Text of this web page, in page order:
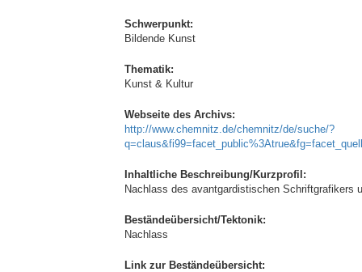
Schwerpunkt:
Bildende Kunst
Thematik:
Kunst & Kultur
Webseite des Archivs:
http://www.chemnitz.de/chemnitz/de/suche/?
Inhaltliche Beschreibung/Kurzprofil:
Nachlass des avantgardistischen Schriftgrafikers
Beständeübersicht/Tektonik:
Nachlass
Link zur Beständeübersicht: